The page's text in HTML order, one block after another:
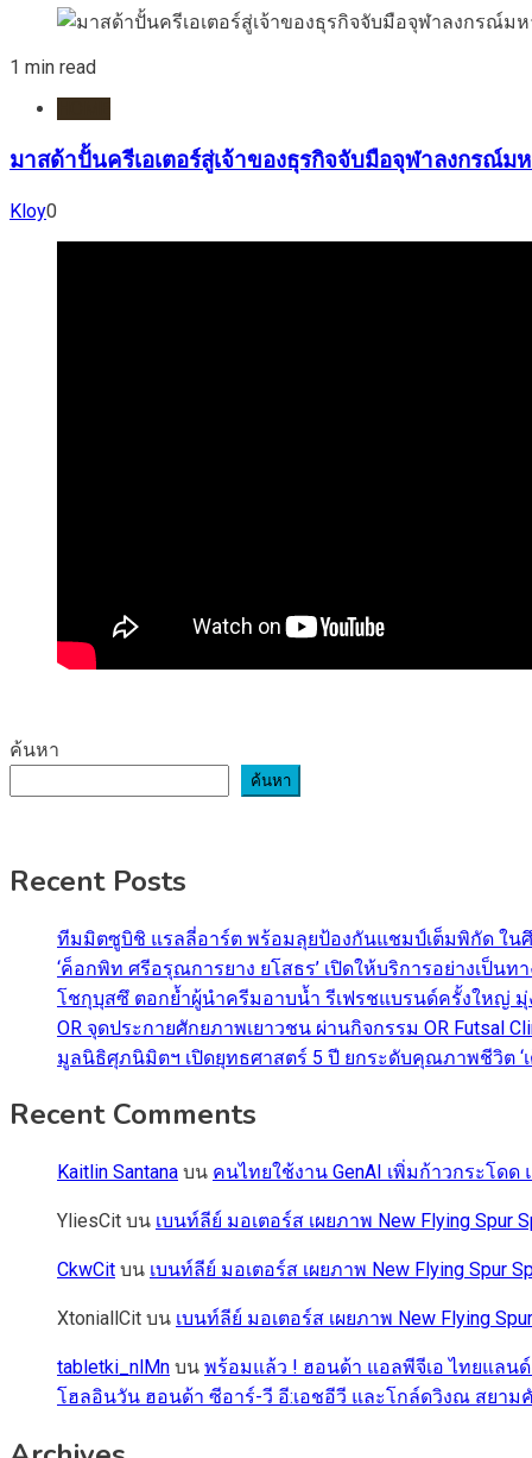
1 min read
มาสด้าปั้นครีเอเตอร์สู่เจ้าของธุรกิจจับมือจุฬาลงกรณ์
Kloy0
ค้นหา
ค้นหา
Recent Posts
ทีมมิตซูบิชิ แรลลี่อาร์ต พร้อมลุยป้องกันแชมป์เต็มพิกัด ใน
‘ค็อกพิท ศรีอรุณการยาง ยโสธร’ เปิดให้บริการอย่างเป็น
โชกุบุสซึ ตอกย้ำผู้นำครีมอาบน้ำ รีเฟรชแบรนด์ครั้งใหญ่ มุ่
OR จุดประกายศักยภาพเยาวชน ผ่านกิจกรรม OR Futsal
มูลนิธิศุภนิมิตฯ เปิดยุทธศาสตร์ 5 ปี ยกระดับคุณภาพชีวิต
Recent Comments
Kaitlin Santana บน คนไทยใช้งาน GenAI เพิ่มก้าวกระโด
YliesCit บน เบนท์ลีย์ มอเตอร์ส เผยภาพ New Flying
CkwCit บน เบนท์ลีย์ มอเตอร์ส เผยภาพ New Flying Spur
XtoniallCit บน เบนท์ลีย์ มอเตอร์ส เผยภาพ New Flying
tabletki_nlMn บน พร้อมแล้ว ! ฮอนด้า แอลพีจีเอ ไทยแลนด์
โฮลอินวัน ฮอนด้า ซีอาร์-วี อี:เอชอีวี และโกล์ดวิงณ สยา